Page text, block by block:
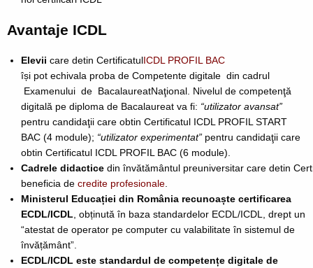
Avantaje ICDL
Elevii care detin CertificatulICDL PROFIL BAC
își pot echivala proba de Competente digitale din cadrul
Examenului de BacalaureatNaţional. Nivelul de competenţă
digitală pe diploma de Bacalaureat va fi: “utilizator avansat”
pentru candidaţii care obtin Certificatul ICDL PROFIL START
BAC (4 module); “utilizator experimentat” pentru candidaţii care
obtin Certificatul ICDL PROFIL BAC (6 module).
Cadrele didactice din învătământul preuniversitar care detin
beneficia de credite profesionale
Ministerul Educației din România recunoaște certificarea
ECDL/ICDL , obținută în baza standardelor ECDL/ICDL, drept un
“atestat de operator pe computer cu valabilitate în sistemul de
învățământ”.
ECDL/ICDL este standardul de competențe digitale de